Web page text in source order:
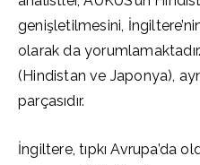
genişletilmesini,
olarak da yorumlamaktadır.
(Hindistan ve Japonya),
parçasıdır.
İngiltere, tıpkı Avrupa’da